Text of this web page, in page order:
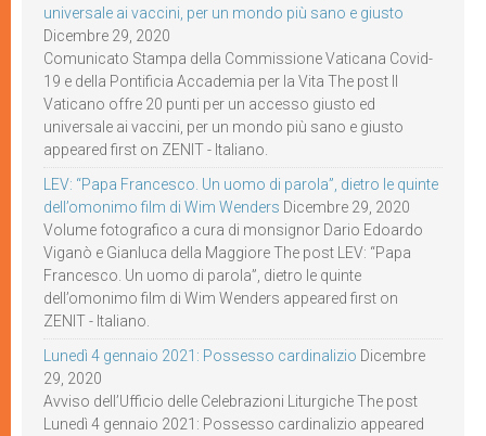
universale ai vaccini, per un mondo più sano e giusto
Dicembre 29, 2020
Comunicato Stampa della Commissione Vaticana Covid-
19 e della Pontificia Accademia per la Vita The post Il
Vaticano offre 20 punti per un accesso giusto ed
universale ai vaccini, per un mondo più sano e giusto
appeared first on ZENIT - Italiano.
LEV: “Papa Francesco. Un uomo di parola”, dietro le quinte
dell’omonimo film di Wim Wenders Dicembre 29, 2020
Volume fotografico a cura di monsignor Dario Edoardo
Viganò e Gianluca della Maggiore The post LEV: “Papa
Francesco. Un uomo di parola”, dietro le quinte
dell’omonimo film di Wim Wenders appeared first on
ZENIT - Italiano.
Lunedì 4 gennaio 2021: Possesso cardinalizio Dicembre
29, 2020
Avviso dell’Ufficio delle Celebrazioni Liturgiche The post
Lunedì 4 gennaio 2021: Possesso cardinalizio appeared